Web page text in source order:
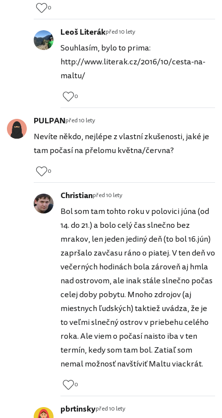
0
Leoš Literákpřed 10 lety
Souhlasím, bylo to prima:
http://www.literak.cz/2016/10/cesta-na-
maltu/
0
PULPANpřed 10 lety
Nevíte někdo, nejlépe z vlastní zkušenosti, jaké je
tam počasí na přelomu května/června?
0
Christianpřed 10 lety
Bol som tam tohto roku v polovici júna (od
14. do 21.) a bolo celý čas slnečno bez
mrakov, len jeden jediný deň (to bol 16.jún)
zapršalo zavčasu ráno o piatej. V ten deň vo
večerných hodinách bola zároveň aj hmla
nad ostrovom, ale inak stále slnečno počas
celej doby pobytu. Mnoho zdrojov (aj
miestnych ľudských) taktiež uvádza, že je
to veľmi slnečný ostrov v priebehu celého
roka. Ale viem o počasí naisto iba v ten
termín, kedy som tam bol. Zatiaľ som
nemal možnosť navštíviť Maltu viackrát.
0
pbrtinskypřed 10 lety